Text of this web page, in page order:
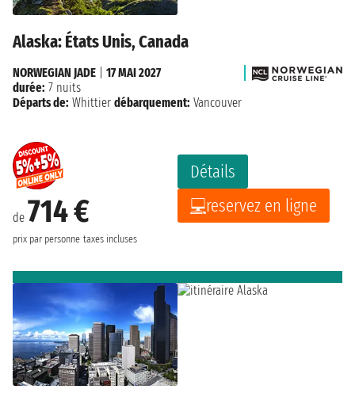
Alaska: États Unis, Canada
de 714 €
prix par personne taxes incluses
Détails
reservez en ligne
NORWEGIAN JADE
17 MAI 2027
durée: 7 nuits
Départs de: Whittier débarquement: Vancouver